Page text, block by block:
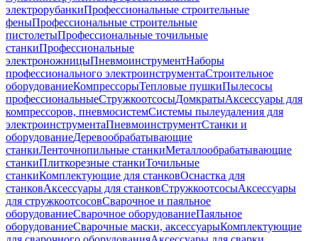
электрорубанкиПрофессиональные строительные
феныПрофессиональные строительные
пистолетыПрофессиональные точильные
станкиПрофессиональные
электроножницыПневмоинструментНаборы
профессионального электроинструментаСтроительное
оборудованиеКомпрессорыТепловые пушкиПылесосы
профессиональныеСтружкоотсосыДомкратыАксессуары для
компрессоров, пневмосистемСистемы пылеудаления для
электроинструментаПневмоинструментСтанки и
оборудованиеДеревообрабатывающие
станкиЛенточнопильные станкиМеталлообрабатывающие
станкиПлиткорезные станкиТочильные
станкиКомплектующие для станковОснастка для
станковАксессуары для станковСтружкоотсосыАксессуары
для стружкоотсосовСварочное и паяльное
оборудованиеСварочное оборудованиеПаяльное
оборудованиеСварочные маски, аксессуарыКомплектующие